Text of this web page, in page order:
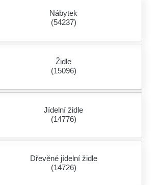
Nábytek
(54237)
Židle
(15096)
Jídelní židle
(14776)
Dřevěné jídelní židle
(14726)